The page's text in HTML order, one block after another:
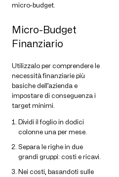
micro-budget.
Micro-Budget
Finanziario
Utilizzalo per comprendere le
necessità finanziarie più
basiche dell’azienda e
impostare di conseguenza i
target minimi.
Dividi il foglio in dodici
colonne una per mese.
Separa le righe in due
grandi gruppi: costi e ricavi.
Nei costi, basandoti sulle